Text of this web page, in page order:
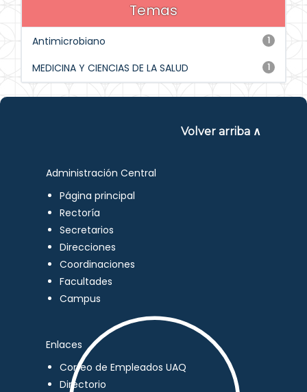
Temas
1
Antimicrobiano
1
MEDICINA Y CIENCIAS DE LA SALUD
Volver arriba ∧
Administración Central
Página principal
Rectoría
Secretarios
Direcciones
Coordinaciones
Facultades
Campus
Enlaces
Correo de Empleados UAQ
Directorio